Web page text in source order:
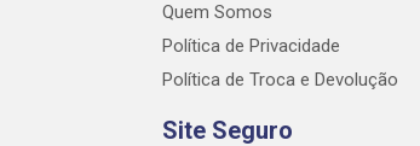
Quem Somos
Política de Privacidade
Política de Troca e Devolução
Site Seguro